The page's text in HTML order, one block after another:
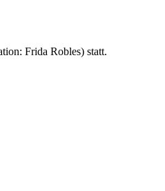
Frida Robles) statt.